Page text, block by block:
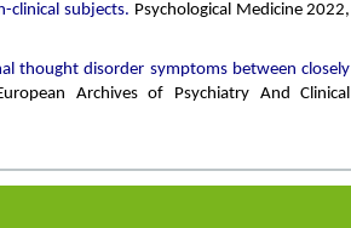
clinical subjects. Psychological Medicine 2022,
thought disorder symptoms between closely
Archives of Psychiatry And Clinical